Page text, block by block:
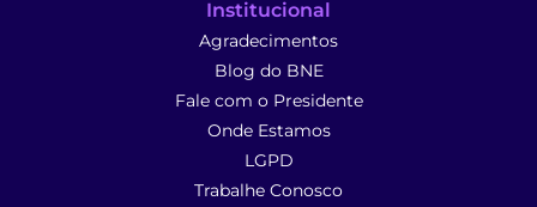
Institucional
Agradecimentos
Blog do BNE
Fale com o Presidente
Onde Estamos
LGPD
Trabalhe Conosco